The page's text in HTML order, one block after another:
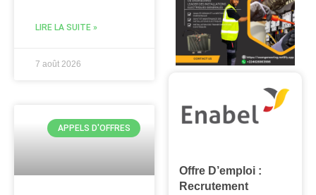
LIRE LA SUITE »
7 août 2026
APPELS D'OFFRES
Offre D’emploi :
Recrutement